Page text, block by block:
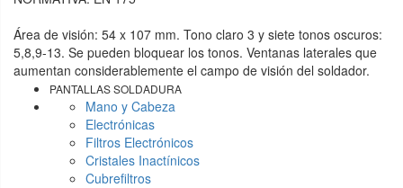
Área de visión: 54 x 107 mm. Tono claro 3 y siete tonos oscuros:
5,8,9-13. Se pueden bloquear los tonos. Ventanas laterales que
aumentan considerablemente el campo de visión del soldador.
PANTALLAS SOLDADURA
Mano y Cabeza
Electrónicas
Filtros Electrónicos
Cristales Inactínicos
Cubrefiltros